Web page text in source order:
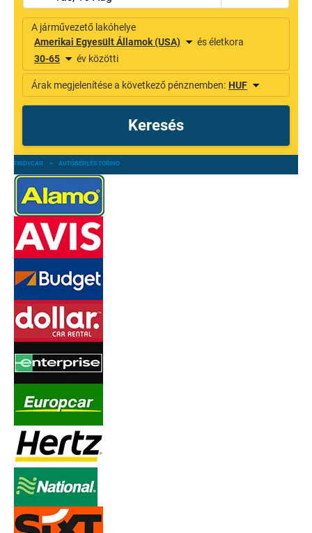
FINDYCAR » AUTÓBÉRLÉS TORINO